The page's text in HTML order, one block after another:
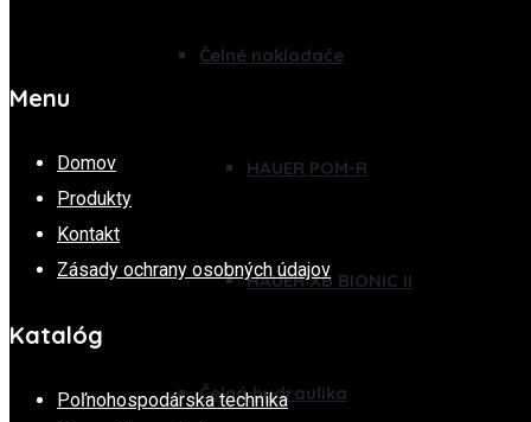
Čelné nakladače
HAUER POM-R
HAUER XB BIONIC II
Čelná hydraulika
Menu
Domov
Produkty
Kontakt
Zásady ochrany osobných údajov
Katalóg
Poľnohospodárska technika